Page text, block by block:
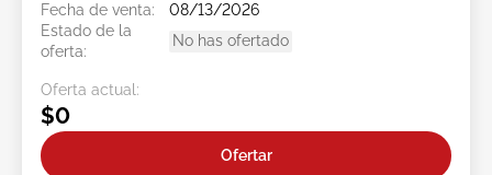
Fecha de venta:
08/13/2026
Estado de la
oferta:
No has ofertado
Oferta actual:
$0
Ofertar